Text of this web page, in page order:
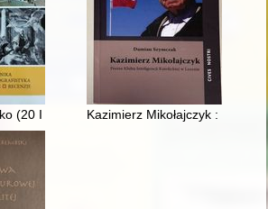
(20 I 1938, Ustrzyki Dolne - 15 IV 2021,
Kazimierz Mikołajczyk :